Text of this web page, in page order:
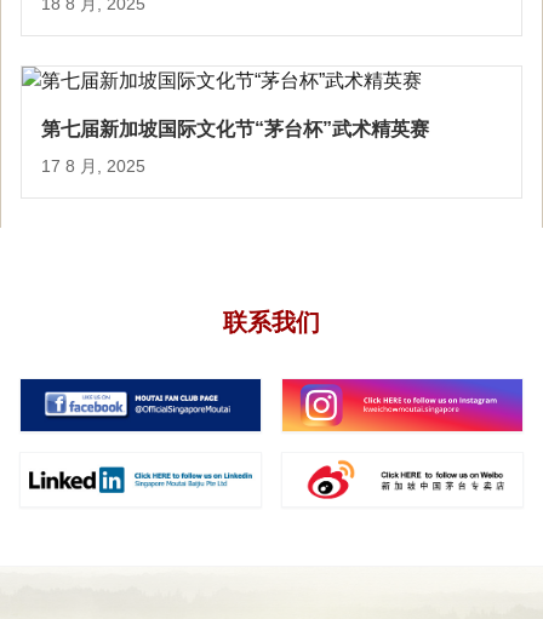
第七届新加坡国际文化节“茅台杯”武术精英赛
17 8 月, 2025
联系我们